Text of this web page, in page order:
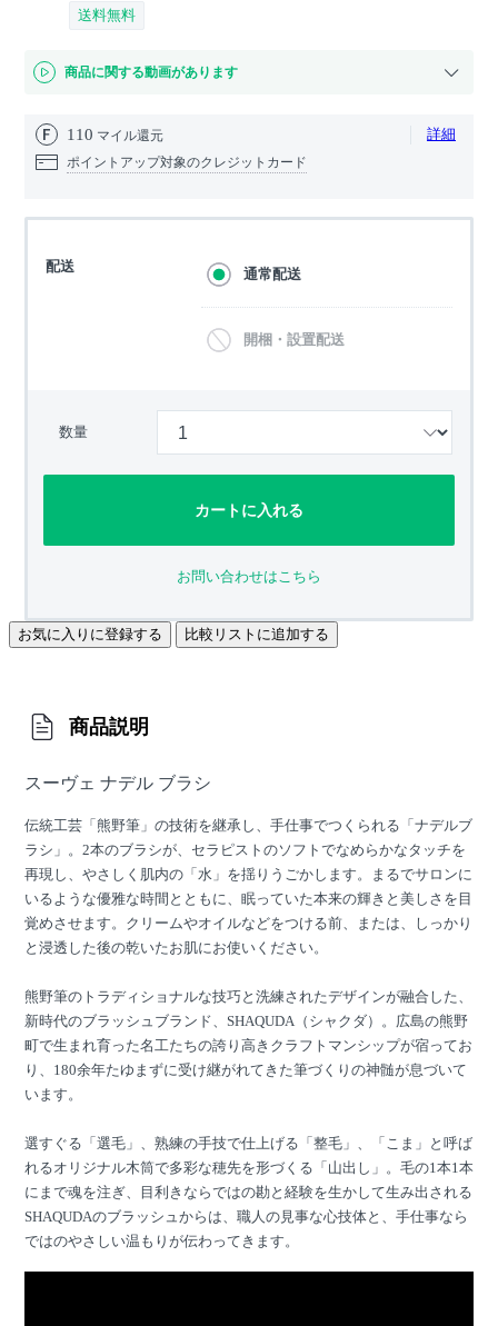
送料無料
商品に関する動画があります
110 マイル還元 詳細
ポイントアップ対象のクレジットカード
配送 通常配送
開梱・設置配送
数量
カートに入れる
お問い合わせはこちら
お気に入りに登録する 比較リストに追加する
商品説明
スーヴェ ナデル ブラシ
伝統工芸「熊野筆」の技術を継承し、手仕事でつくられる「ナデルブ
ラシ」。2本のブラシが、セラピストのソフトでなめらかなタッチを
再現し、やさしく肌内の「水」を揺りうごかします。まるでサロンに
いるような優雅な時間とともに、眠っていた本来の輝きと美しさを目
覚めさせます。クリームやオイルなどをつける前、または、しっかり
と浸透した後の乾いたお肌にお使いください。
熊野筆のトラディショナルな技巧と洗練されたデザインが融合した、
新時代のブラッシュブランド、SHAQUDA（シャクダ）。広島の熊野
町で生まれ育った名工たちの誇り高きクラフトマンシップが宿ってお
り、180余年たゆまずに受け継がれてきた筆づくりの神髄が息づいて
います。
選すぐる「選毛」、熟練の手技で仕上げる「整毛」、「こま」と呼ば
れるオリジナル木筒で多彩な穂先を形づくる「山出し」。毛の1本1本
にまで魂を注ぎ、目利きならではの勘と経験を生かして生み出される
SHAQUDAのブラッシュからは、職人の見事な心技体と、手仕事なら
ではのやさしい温もりが伝わってきます。